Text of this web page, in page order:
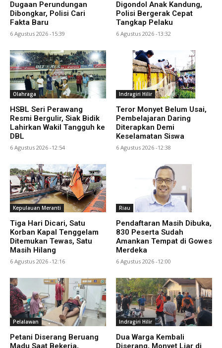
Dugaan Perundungan
Dibongkar, Polisi Cari
Fakta Baru
6 Agustus 2026 -15:39
Digondol Anak Kandung,
Polisi Bergerak Cepat
Tangkap Pelaku
6 Agustus 2026 -13:32
Olahraga
HSBL Seri Perawang
Resmi Bergulir, Siak Bidik
Lahirkan Wakil Tangguh ke
DBL
6 Agustus 2026 -12:54
Indragiri Hilir
Teror Monyet Belum Usai,
Pembelajaran Daring
Diterapkan Demi
Keselamatan Siswa
6 Agustus 2026 -12:38
Kepulauan Meranti
Tiga Hari Dicari, Satu
Korban Kapal Tenggelam
Ditemukan Tewas, Satu
Masih Hilang
6 Agustus 2026 -12:16
Riau
Pendaftaran Masih Dibuka,
830 Peserta Sudah
Amankan Tempat di Gowes
Merdeka
6 Agustus 2026 -12:00
Pelalawan
Petani Diserang Beruang
Madu Saat Bekerja,
Indragiri Hilir
Dua Warga Kembali
Diserang, Monyet Liar di